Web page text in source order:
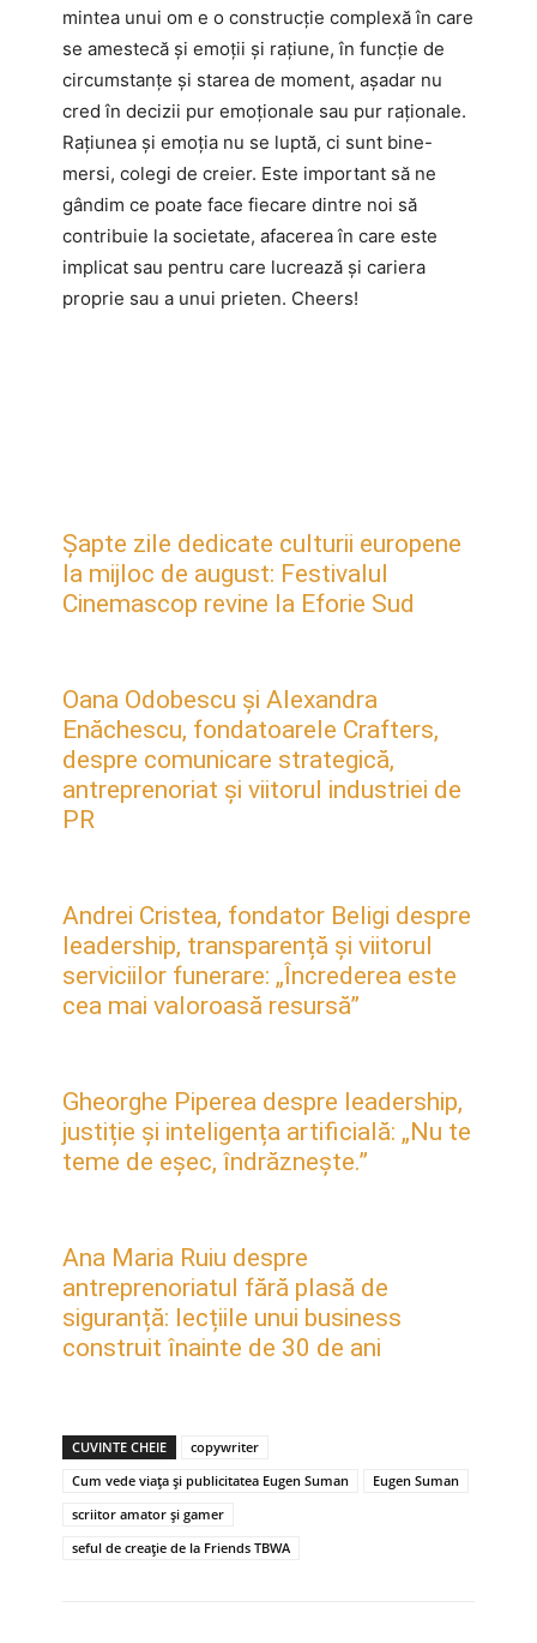
mintea unui om e o construcție complexă în care
se amestecă și emoții și rațiune, în funcție de
circumstanțe și starea de moment, așadar nu
cred în decizii pur emoționale sau pur raționale.
Rațiunea și emoția nu se luptă, ci sunt bine-
mersi, colegi de creier. Este important să ne
gândim ce poate face fiecare dintre noi să
contribuie la societate, afacerea în care este
implicat sau pentru care lucrează și cariera
proprie sau a unui prieten. Cheers!
Șapte zile dedicate culturii europene
la mijloc de august: Festivalul
Cinemascop revine la Eforie Sud
Oana Odobescu și Alexandra
Enăchescu, fondatoarele Crafters,
despre comunicare strategică,
antreprenoriat și viitorul industriei de
PR
Andrei Cristea, fondator Beligi despre
leadership, transparență și viitorul
serviciilor funerare: „Încrederea este
cea mai valoroasă resursă”
Gheorghe Piperea despre leadership,
justiție și inteligența artificială: „Nu te
teme de eșec, îndrăznește.”
Ana Maria Ruiu despre
antreprenoriatul fără plasă de
siguranță: lecțiile unui business
construit înainte de 30 de ani
CUVINTE CHEIE
copywriter
Cum vede viața și publicitatea Eugen Suman
Eugen Suman
scriitor amator și gamer
seful de creație de la Friends TBWA